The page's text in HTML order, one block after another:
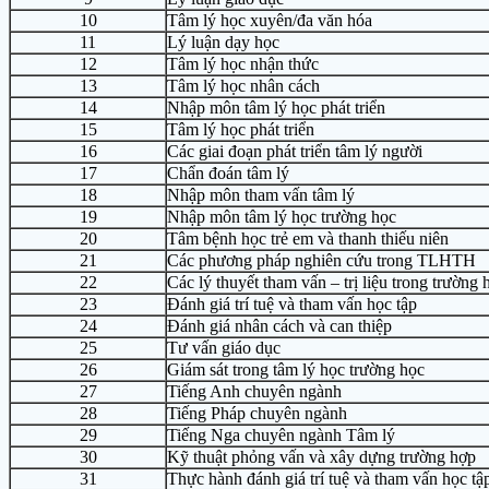
10
Tâm lý học xuyên/đa văn hóa
11
Lý luận dạy học
12
Tâm lý học nhận thức
13
Tâm lý học nhân cách
14
Nhập môn tâm lý học phát triển
15
Tâm lý học phát triển
16
Các giai đoạn phát triển tâm lý người
17
Chẩn đoán tâm lý
18
Nhập môn tham vấn tâm lý
19
Nhập môn tâm lý học trường học
20
Tâm bệnh học trẻ em và thanh thiếu niên
21
Các phương pháp nghiên cứu trong TLHTH
22
Các lý thuyết tham vấn – trị liệu trong trường
23
Đánh giá trí tuệ và tham vấn học tập
24
Đánh giá nhân cách và can thiệp
25
Tư vấn giáo dục
26
Giám sát trong tâm lý học trường học
27
Tiếng Anh chuyên ngành
28
Tiếng Pháp chuyên ngành
29
Tiếng Nga chuyên ngành Tâm lý
30
Kỹ thuật phỏng vấn và xây dựng trường hợp
31
Thực hành đánh giá trí tuệ và tham vấn học